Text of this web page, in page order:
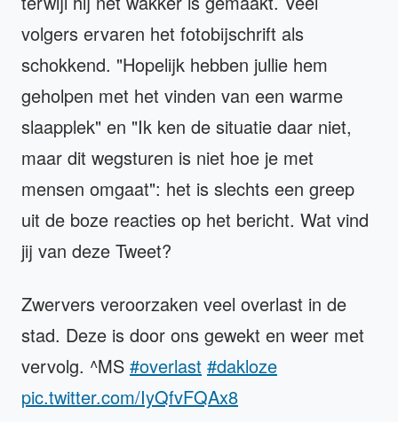
volgers ervaren het fotobijschrift als
schokkend. "Hopelijk hebben jullie hem
geholpen met het vinden van een warme
slaapplek" en "Ik ken de situatie daar niet,
maar dit wegsturen is niet hoe je met
mensen omgaat": het is slechts een greep
uit de boze reacties op het bericht. Wat vind
jij van deze Tweet?
Zwervers veroorzaken veel overlast in de
stad. Deze is door ons gewekt en weer met
vervolg. ^MS #overlast #dakloze
pic.twitter.com/IyQfvFQAx8